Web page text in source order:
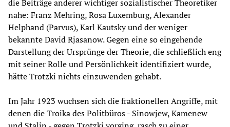
die Beiträge anderer wichtiger sozialistischer Theoretiker
nahe: Franz Mehring, Rosa Luxemburg, Alexander
Helphand (Parvus), Karl Kautsky und der weniger
bekannte David Rjasanow. Gegen eine so eingehende
Darstellung der Ursprünge der Theorie, die schließlich eng
mit seiner Rolle und Persönlichkeit identifiziert wurde,
hätte Trotzki nichts einzuwenden gehabt.
Im Jahr 1923 wuchsen sich die fraktionellen Angriffe, mit
denen die Troika des Politbüros - Sinowjew, Kamenew